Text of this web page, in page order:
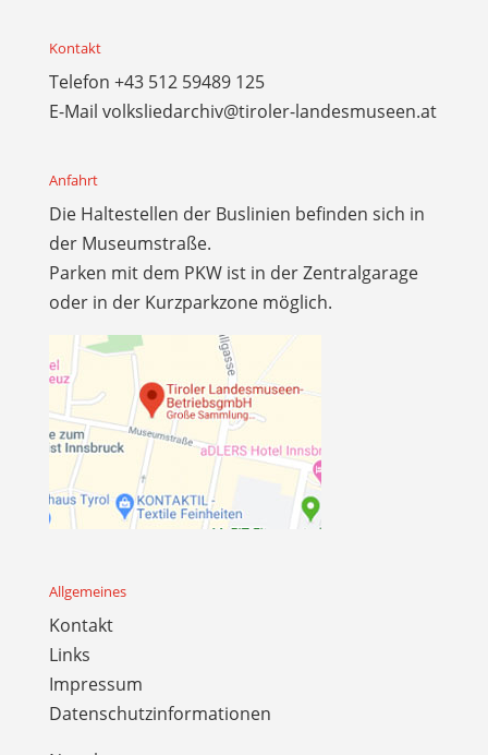
Kontakt
Telefon +43 512 59489 125
E-Mail volksliedarchiv@tiroler-landesmuseen.at
Anfahrt
Die Haltestellen der Buslinien befinden sich in
der Museumstraße.
Parken mit dem PKW ist in der Zentralgarage
oder in der Kurzparkzone möglich.
Allgemeines
Kontakt
Links
Impressum
Datenschutzinformationen